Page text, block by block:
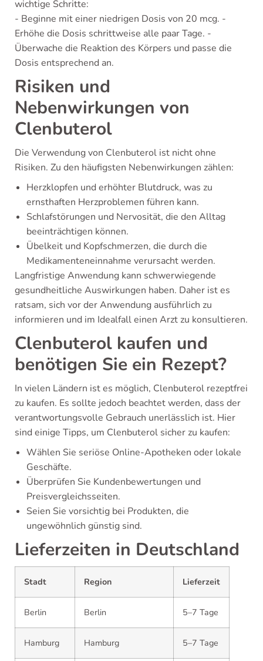
wichtige Schritte:
- Beginne mit einer niedrigen Dosis von 20 mcg. -
Erhöhe die Dosis schrittweise alle paar Tage. -
Überwache die Reaktion des Körpers und passe die
Dosis entsprechend an.
Risiken und
Nebenwirkungen von
Clenbuterol
Die Verwendung von Clenbuterol ist nicht ohne
Risiken. Zu den häufigsten Nebenwirkungen zählen:
Herzklopfen und erhöhter Blutdruck, was zu
ernsthaften Herzproblemen führen kann.
Schlafstörungen und Nervosität, die den Alltag
beeinträchtigen können.
Übelkeit und Kopfschmerzen, die durch die
Medikamenteneinnahme verursacht werden.
Langfristige Anwendung kann schwerwiegende
gesundheitliche Auswirkungen haben. Daher ist es
ratsam, sich vor der Anwendung ausführlich zu
informieren und im Idealfall einen Arzt zu konsultieren.
Clenbuterol kaufen und
benötigen Sie ein Rezept?
In vielen Ländern ist es möglich, Clenbuterol rezeptfrei
zu kaufen. Es sollte jedoch beachtet werden, dass der
verantwortungsvolle Gebrauch unerlässlich ist. Hier
sind einige Tipps, um Clenbuterol sicher zu kaufen:
Wählen Sie seriöse Online-Apotheken oder lokale
Geschäfte.
Überprüfen Sie Kundenbewertungen und
Preisvergleichsseiten.
Seien Sie vorsichtig bei Produkten, die
ungewöhnlich günstig sind.
Lieferzeiten in Deutschland
Stadt Region Lieferzeit
Berlin Berlin 5–7 Tage
Hamburg Hamburg 5–7 Tage